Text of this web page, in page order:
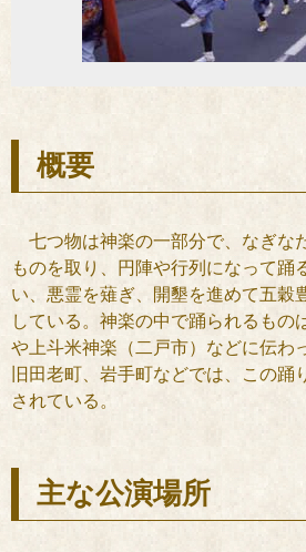
概要
七つ物は神楽の一部分で、なぎな
ものを取り、円陣や行列になって踊
い、悪霊を薙ぎ、開墾を進めて五穀
している。神楽の中で踊られるもの
や上斗米神楽（二戸市）などに伝わ
旧田老町、岩手町などでは、この踊
されている。
主な公演場所